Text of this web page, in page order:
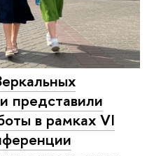
представили
в рамках‎ VI